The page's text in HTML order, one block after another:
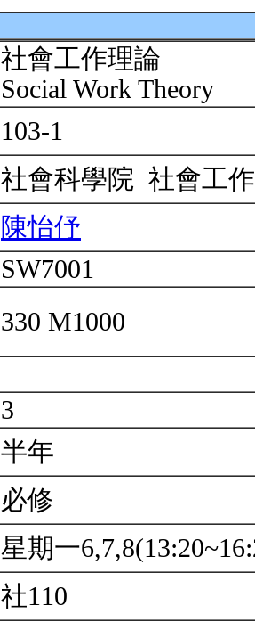
社會工作理論
Social Work Theory
103-1
社會科學院 社會工
陳怡伃
SW7001
330 M1000
3
半年
必修
星期一
社110